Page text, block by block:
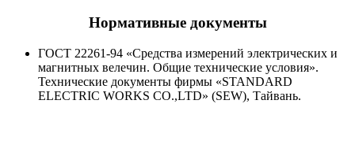
Нормативные документы
ГОСТ 22261-94 «Средства измерений электрических и
магнитных велечин. Общие технические условия».
Технические документы фирмы «STANDARD
ELECTRIC WORKS CO.,LTD» (SEW), Тайвань.